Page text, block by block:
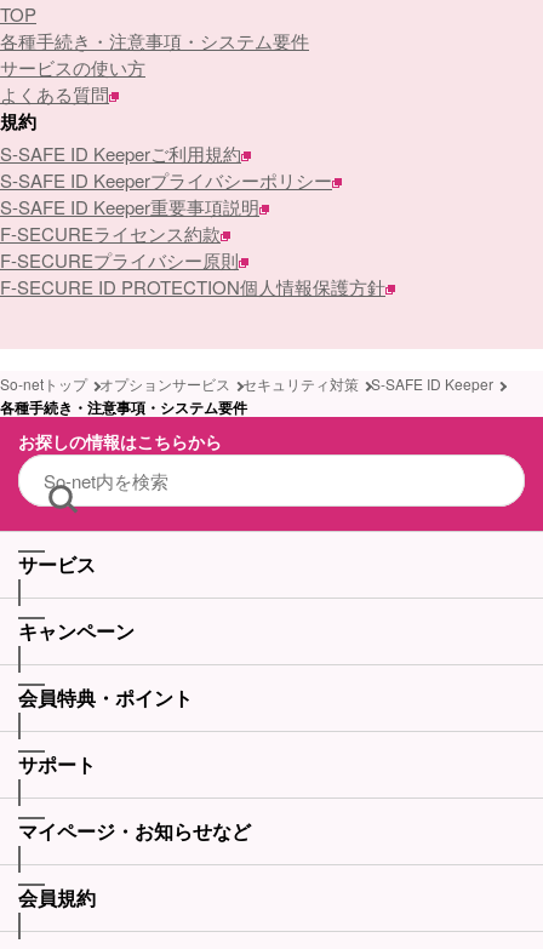
TOP
各種手続き・注意事項・システム要件
サービスの使い方
よくある質問
規約
S-SAFE ID Keeperご利用規約
S-SAFE ID Keeperプライバシーポリシー
S-SAFE ID Keeper重要事項説明
F-SECUREライセンス約款
F-SECUREプライバシー原則
F-SECURE ID PROTECTION個人情報保護方針
So-netトップ オプションサービス セキュリティ対策 S-SAFE ID Keeper
各種手続き・注意事項・システム要件
お探しの情報はこちらから
サービス
キャンペーン
会員特典・ポイント
サポート
マイページ・お知らせなど
会員規約